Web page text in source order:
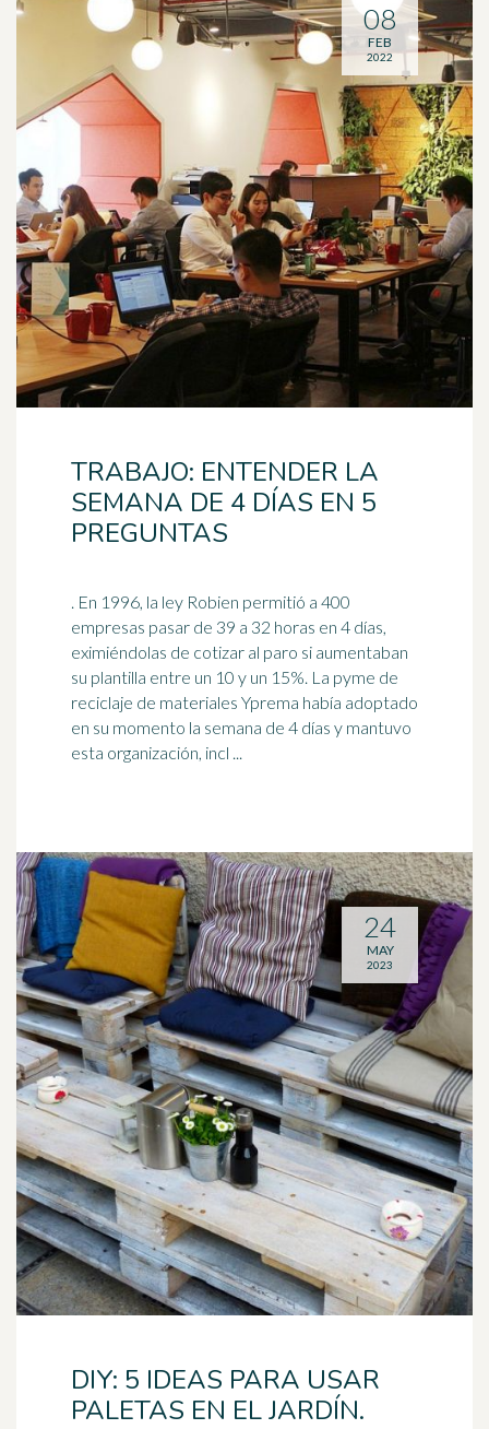
TRABAJO: ENTENDER LA
SEMANA DE 4 DÍAS EN 5
PREGUNTAS
. En 1996, la ley Robien permitió a 400
empresas pasar de 39 a 32 horas en 4 días,
eximiéndolas de cotizar al paro si aumentaban
su plantilla entre un 10 y un 15%. La pyme de
reciclaje de materiales Yprema había adoptado
en su momento la semana de 4 días y mantuvo
esta organización, incl ...
08
FEB
2022
DIY: 5 IDEAS PARA USAR
PALETAS EN EL JARDÍN.
24
MAY
2023